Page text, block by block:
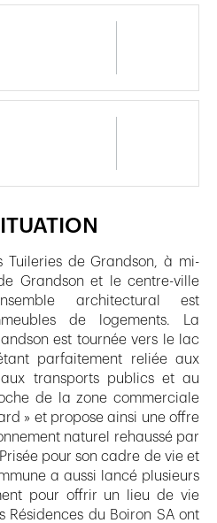
Tuileries de Grandson, à mi-
Grandson et le centre-ville
architectural est
de logements. La
est tournée vers le lac
parfaitement reliée aux
transports publics et au
de la zone commerciale
» et propose ainsi une offre
naturel rehaussé par
pour son cadre de vie et
a aussi lancé plusieurs
pour offrir un lieu de vie
Résidences du Boiron SA ont